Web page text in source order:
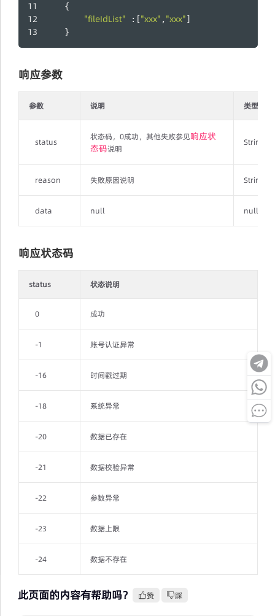
    {
"fileIdList" :["xxx" ,"xxx"]
    }
响应参数
参数 说明 类型
status
状态码，0成功，其他失败参见响应状
态码说明
String
reason 失败原因说明 String
data null null
响应状态码
status 状态说明
0 成功
-1 账号认证异常
-16 时间戳过期
-18 系统异常
-20 数据已存在
-21 数据校验异常
-22 参数异常
-23 数据上限
-24 数据不存在
此页面的内容有帮助吗？ 赞 踩